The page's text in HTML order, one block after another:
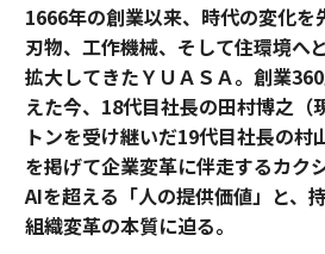
1666年の創業以来、時代の変化
刃物、工作機械、そして住環境へ
拡大してきたＹＵＡＳＡ。創業
えた今、18代目社長の田村博之（
トンを受け継いだ19代目社長の村
を掲げて企業変革に伴走するカク
AIを超える「人の提供価値」と、
組織変革の本質に迫る。